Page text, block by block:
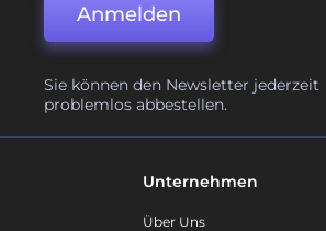
Anmelden
Sie können den Newsletter jederzeit
problemlos abbestellen.
Unternehmen
Über Uns